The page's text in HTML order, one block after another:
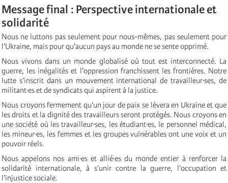
Message final : Perspective internationale et
solidarité
Nous ne luttons pas seulement pour nous-mêmes, pas seulement pour
l’Ukraine, mais pour qu’aucun pays au monde ne se sente opprimé.
Nous vivons dans un monde globalisé où tout est interconnecté. La
guerre, les inégalités et l’oppression franchissent les frontières. Notre
lutte s’inscrit dans un mouvement international de travailleur·ses, de
militant·es et de syndicats qui aspirent à la justice.
Nous croyons fermement qu’un jour de paix se lèvera en Ukraine et que
les droits et la dignité des travailleurs seront protégés. Nous croyons en
une société où les travailleur·ses, les étudiant·es, le personnel médical,
les mineur·es, les femmes et les groupes vulnérables ont une voix et un
pouvoir réels.
Nous appelons nos ami·es et allié·es du monde entier à renforcer la
solidarité internationale, à s’unir contre la guerre, l’occupation et
l’injustice sociale.